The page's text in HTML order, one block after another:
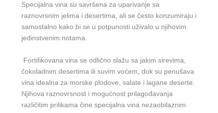
Specijalna vina su savršena za uparivanje sa
raznovrsnim jelima i desertima, ali se često konzumiraju i
samostalno kako bi se u potpunosti uživalo u njihovim
jedinstvenim notama.
Fortifikovana vina se odlično slažu sa jakim sirevima,
čokoladnim desertima ili suvim voćem, dok su penušava
vina idealna za morske plodove, salate i lagane deserte.
Njihova raznovrsnost i mogućnost prilagođavanja
različitim prilikama čine specijalna vina nezaobilaznim